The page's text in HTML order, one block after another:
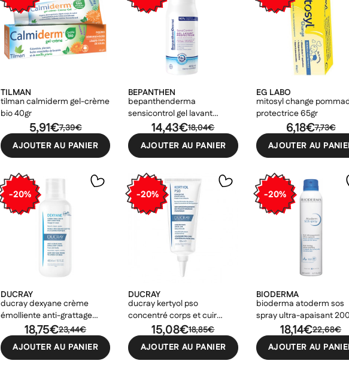
TILMAN
tilman calmiderm gel-crème
bio 40gr
7,39€
5,91€
AJOUTER AU PANIER
BEPANTHEN
bepanthenderma
sensicontrol gel lavant
protecteur 400ml18,04€
14,43€
AJOUTER AU PANIER
EG LABO
mitosyl change
protectrice 65gr
7,73€
6,18€
AJOUTER AU
-20%
DUCRAY
ducray dexyane crème
émolliente anti-grattage
400ml
23,44€
18,75€
AJOUTER AU PANIER
-20%
DUCRAY
ducray kertyol pso
concentré corps et cuir
chevelu 100ml 18,85€
15,08€
AJOUTER AU PANIER
-20%
BIODERMA
bioderma atoderm sos
spray ultra-apaisant
22,68€
18,14€
AJOUTER AU
((modalTitle)) ×
Créer une liste d'envies ×
Connexion ×